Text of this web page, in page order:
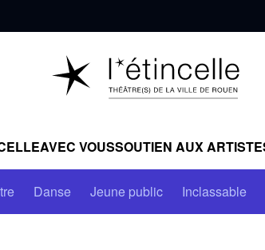
AVEC VOUSSOUTIEN AUX
Danse Jeune public Inclassable